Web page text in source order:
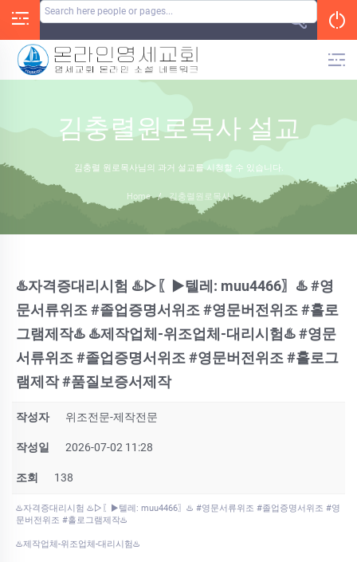
김충렬원로목사 설교
김충렬 원로목사님의 과거 설교를 시청할 수 있습니다.
Home / 김충렬원로목사
♨️자격증대리시험 ♨️▷〖▶텔레: muu4466〗♨️ #영
문서류위조 #졸업증명서위조 #영문버전위조 #홀로
그램제작♨️ ♨️제작업체-위조업체-대리시험♨️ #영문
서류위조 #졸업증명서위조 #영문버전위조 #홀로그
램제작 #품질보증서제작
작성자 위조전문-제작전문
작성일 2026-07-02 11:28
조회 138
♨️자격증대리시험 ♨️▷〖▶텔레: muu4466〗♨️ #영문서류위조 #졸업증명서위조 #영
문버전위조 #홀로그램제작♨️
♨️제작업체-위조업체-대리시험♨️